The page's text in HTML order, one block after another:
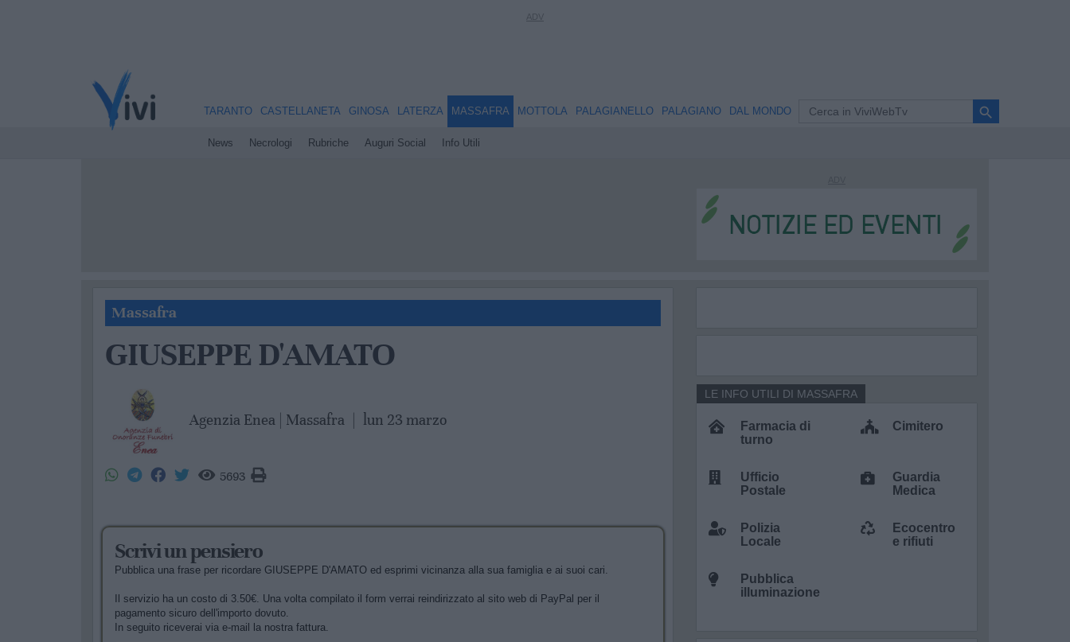
TARANTO CASTELLANETA GINOSA LATERZA MASSAFRA
News Necrologi Rubriche Auguri Social Info Utili
MOTTOLA PALAGIANELLO PALAGIANO DAL MONDO search
Massafra
GIUSEPPE D'AMATO
Agenzia Enea | Massafra lun 23 marzo
5693
Scrivi un pensiero
Pubblica una frase per ricordare GIUSEPPE D'AMATO ed esprimi vicinanza alla sua famiglia e ai suoi cari.
Il servizio ha un costo di 3.50€. Una volta compilato il form verrai reindirizzato al sito web di PayPal per il
pagamento sicuro dell'importo dovuto.
In seguito riceverai via e-mail la nostra fattura.
Farmacia di
turno
Cimitero
Ufficio
Postale
Guardia
Medica
Polizia
Locale
Ecocentro
e rifiuti
Pubblica
illuminazione
LE INFO UTILI DI MASSAFRA